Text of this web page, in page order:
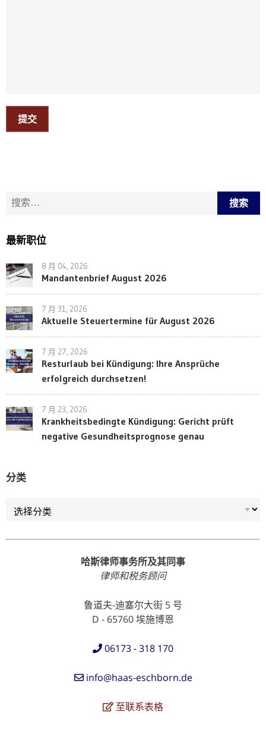
提交
搜索：
最新职位
8 月 04, 2026
Mandantenbrief August 2026
7 月 31, 2026
Aktuelle Steuertermine für August 2026
7 月 27, 2026
Resturlaub bei Kündigung: Ihre Ansprüche
erfolgreich durchsetzen!
7 月 23, 2026
Krankheitsbedingte Kündigung: Gericht prüft
negative Gesundheitsprognose genau
分类
哈斯律师事务所及其同事
律师和税务顾问
鲁道夫-迪塞尔大街 5 号
D - 65760 埃施博恩
06173 - 318 170
info@haas-eschborn.de
至联系表格